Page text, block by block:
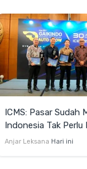
ICMS: Pasar Sudah
Indonesia Tak Perlu
Satu Teknologi
Anjar Leksana Hari ini